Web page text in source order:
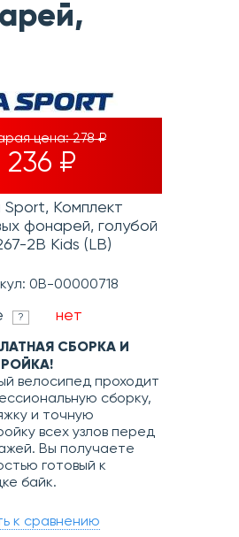
цена:278 ₽
236 ₽
Sport, Комплект
фонарей, голубой
2B Kids (LB)
0В-00000718
? нет
СБОРКА И
велосипед проходит
сборку,
и точную
всех узлов перед
Вы получаете
готовый к
байк.
к сравнению